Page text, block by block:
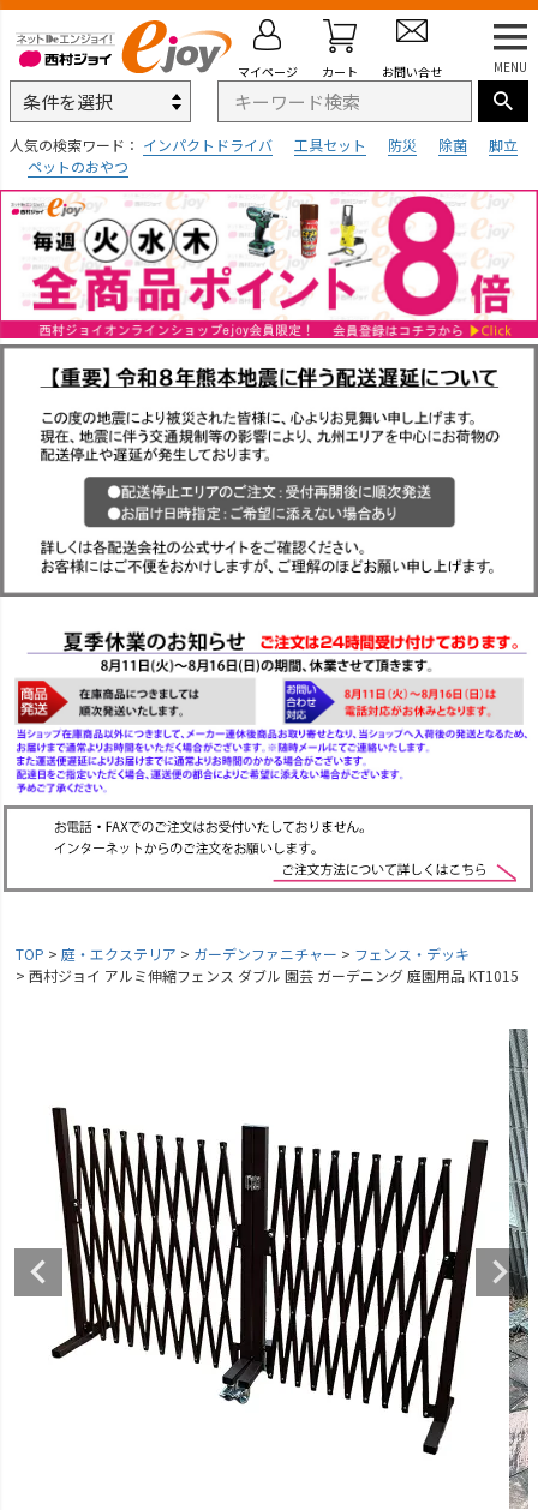
MENU
人気の検索ワード： インパクトドライバ 工具セット 防災 除菌
脚立
ペットのおやつ
マイページ カート お問い合せ
TOP 庭・エクステリア ガーデンファニチャー
フェンス・デッキ
西村ジョイ アルミ伸縮フェンス ダブル 園芸 ガーデニング 庭園用品 KT1015